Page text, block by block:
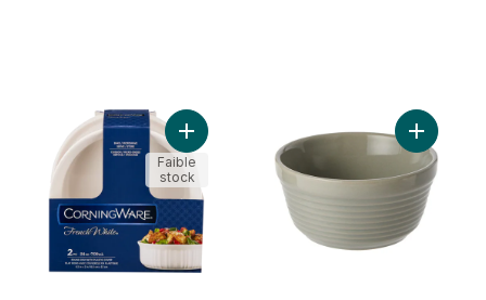
Ajouter Plat de 24 oz au panier
Faible
stock
Ajouter